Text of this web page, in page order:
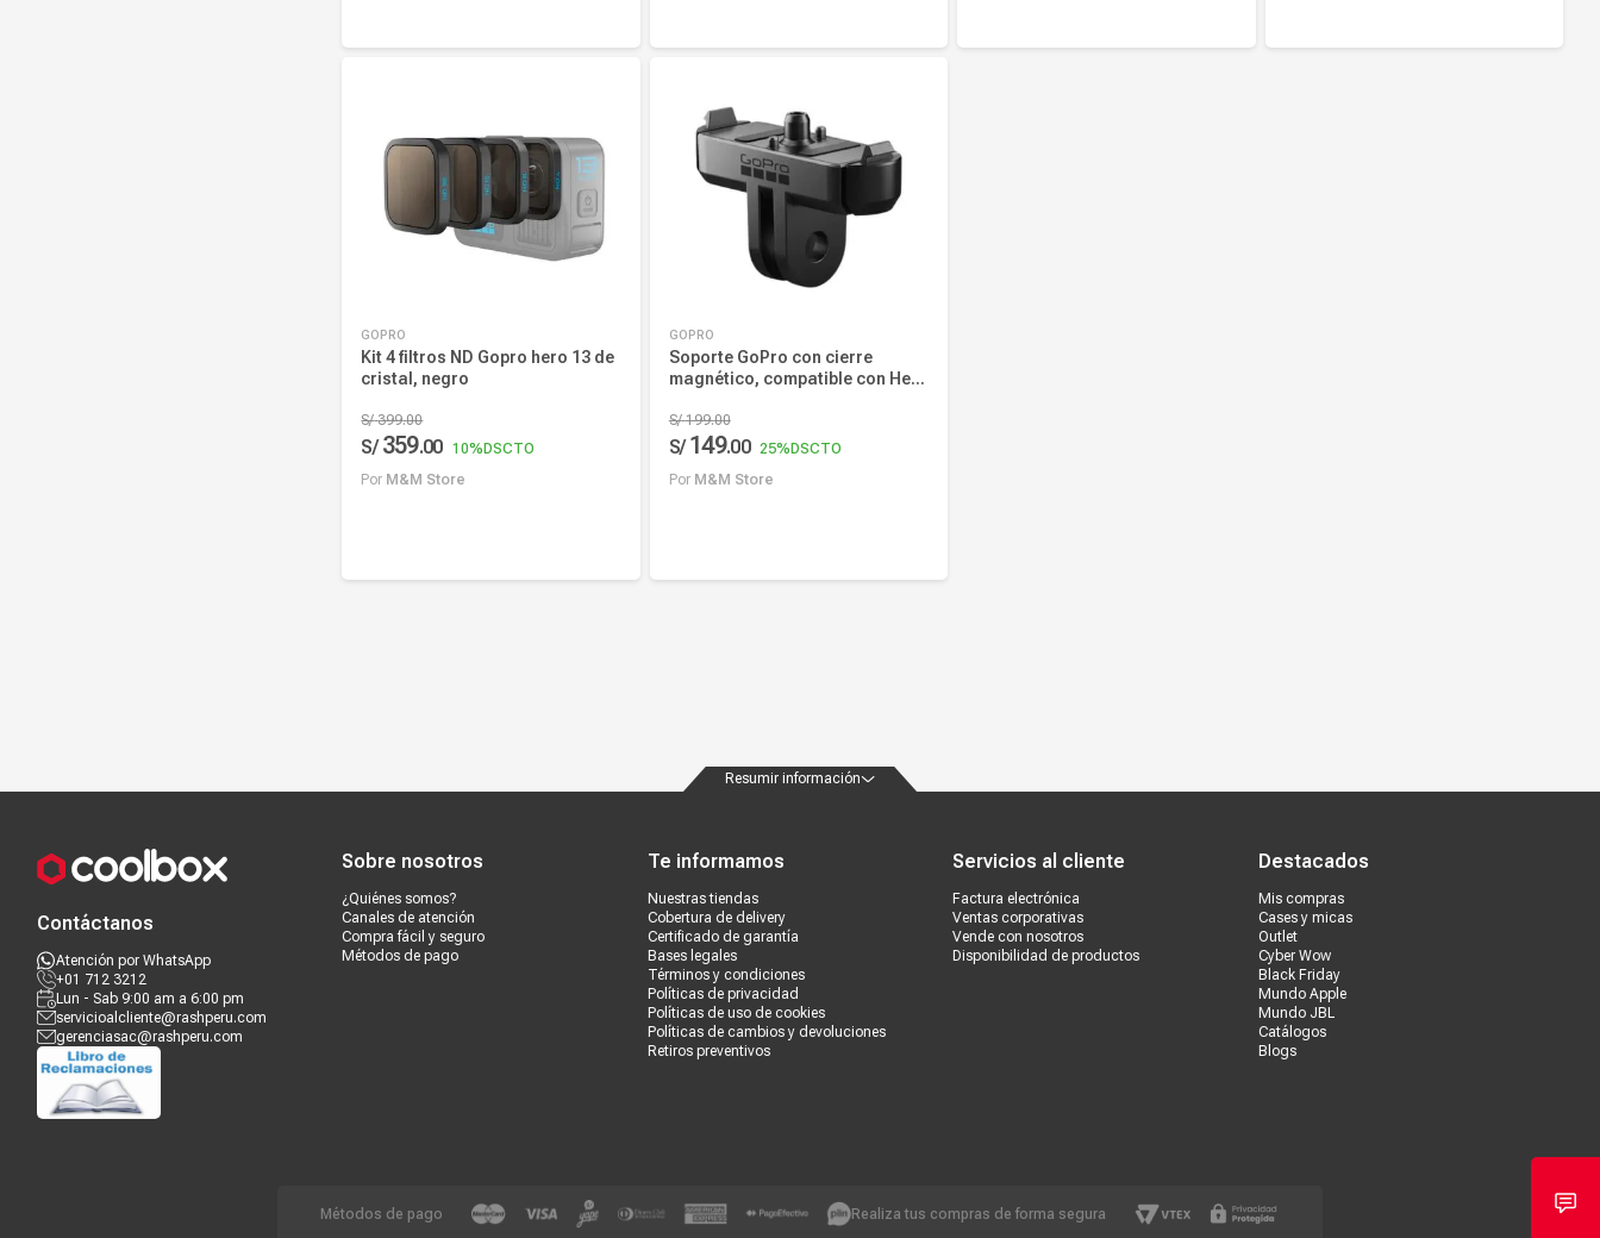
GOPRO
Kit 4 filtros ND Gopro hero 13 de
cristal, negro
S/ 399.00
S/ 359.00 10%DSCTO
Por M&M Store
GOPRO
Soporte GoPro con cierre
magnético, compatible con Hero
Pro, Lit Hero, negro
S/ 199.00
S/ 149.00 25%DSCTO
Por M&M Store
Resumir información
Contáctanos
Atención por WhatsApp
+01 712 3212
Lun - Sab 9:00 am a 6:00 pm
servicioalcliente@rashperu.com
gerenciasac@rashperu.com
Sobre nosotros
¿Quiénes somos?
Canales de atención
Compra fácil y seguro
Métodos de pago
Te informamos
Nuestras tiendas
Cobertura de delivery
Certificado de garantía
Bases legales
Términos y condiciones
Políticas de privacidad
Políticas de uso de cookies
Políticas de cambios y devoluciones
Retiros preventivos
Servicios al cliente
Factura electrónica
Ventas corporativas
Vende con nosotros
Disponibilidad de productos
Destacados
Mis compras
Cases y micas
Outlet
Cyber Wow
Black Friday
Mundo Apple
Mundo JBL
Catálogos
Blogs
Métodos de pago Realiza tus compras de forma segura